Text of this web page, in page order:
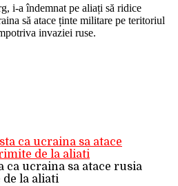
i-a îndemnat pe aliați să ridice
să atace ținte militare pe teritoriul
invaziei ruse.
ca ucraina sa atace rusia
la aliati